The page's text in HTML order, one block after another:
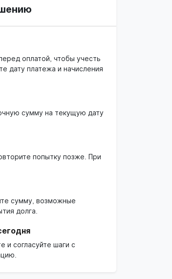
оплатой, чтобы учесть
дату платежа и начисления
сумму на текущую дату
попытку позже. При
сумму, возможные
долга.
и согласуйте шаги с